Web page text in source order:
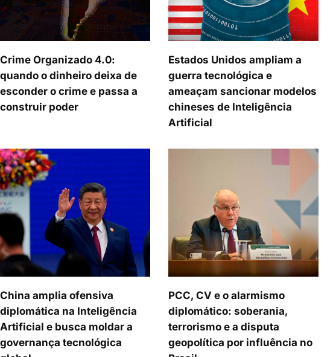
Crime Organizado 4.0:
quando o dinheiro deixa de
esconder o crime e passa a
construir poder
Estados Unidos ampliam a
guerra tecnológica e
ameaçam sancionar modelos
chineses de Inteligência
Artificial
China amplia ofensiva
diplomática na Inteligência
Artificial e busca moldar a
governança tecnológica
PCC, CV e o alarmismo
diplomático: soberania,
terrorismo e a disputa
geopolítica por influência no